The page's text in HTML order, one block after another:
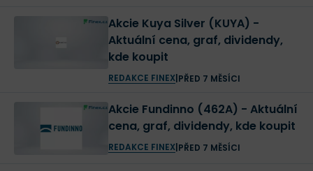
Akcie Kuya Silver (KUYA) -
Aktuální cena, graf, dividendy,
kde koupit
REDAKCE FINEX| PŘED 7 MĚSÍCI
Akcie Fundinno (462A) - Aktuální
cena, graf, dividendy, kde koupit
REDAKCE FINEX| PŘED 7 MĚSÍCI